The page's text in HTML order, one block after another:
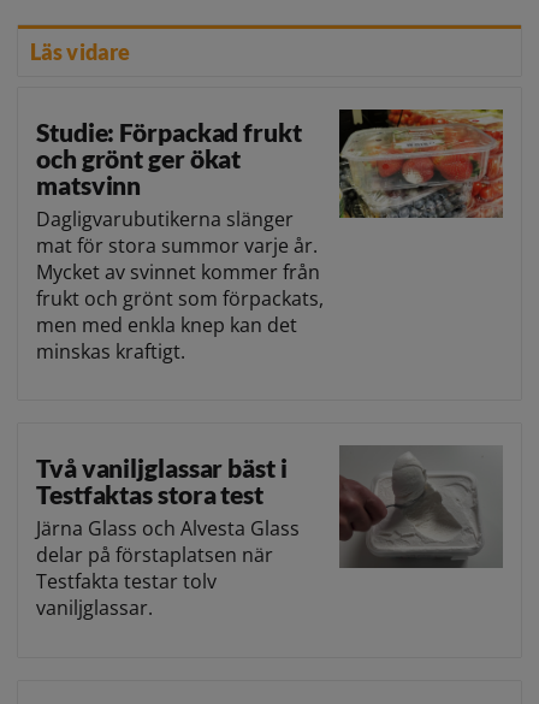
Läs vidare
Studie: Förpackad frukt
och grönt ger ökat
matsvinn
Dagligvarubutikerna slänger
mat för stora summor varje år.
Mycket av svinnet kommer från
frukt och grönt som förpackats,
men med enkla knep kan det
minskas kraftigt.
Två vaniljglassar bäst i
Testfaktas stora test
Järna Glass och Alvesta Glass
delar på förstaplatsen när
Testfakta testar tolv
vaniljglassar.